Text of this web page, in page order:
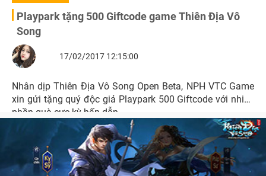
Playpark tặng 500 Giftcode game Thiên Địa Vô
Song
17/02/2017 12:15:00
Nhân dịp Thiên Địa Vô Song Open Beta, NPH VTC Game
xin gửi tặng quý độc giả Playpark 500 Giftcode với nhiều
phần quà cực kỳ hấp dẫn.